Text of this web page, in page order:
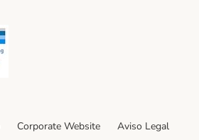
Corporate Website
Aviso Legal